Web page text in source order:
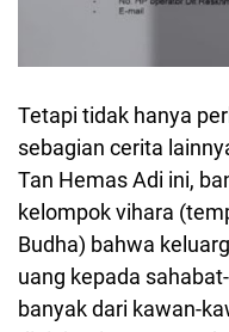
Tetapi tidak hanya
sebagian cerita
Tan Hemas Adi ini,
kelompok vihara
Budha) bahwa
uang kepada
banyak dari kawan-